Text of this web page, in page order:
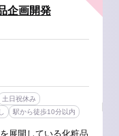
企画開発
土日祝休み
駅から徒歩10分以内
展開している化粧品